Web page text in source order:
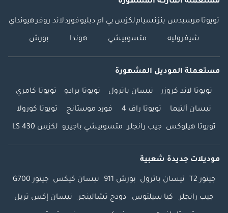
تويوتا مرسيدس بنزنسياملكزس بي ام دبليوفوردلاند روفرهيونداي
شيفروليه متسوبيشي هوندا بورش
مستعملة الموديل المشهورة
تويوتا لاند كروزر نيسان باترول تويوتا برادو تويوتا كامري
نيسان ألتيما تويوتا راف 4 فورد موستانج تويوتا كورولا
تويوتا هيلوكس جيب رانجلر متسوبيشي باجيرو لكزس LS 430
موديلات جديدة شعبية
جيتور T2 نيسان باترول بورش 911 نيسان كيكس جيتور G700
جيب رانجلر كيا سيلتوس دودج تشالينجر نيسان إكس تريل